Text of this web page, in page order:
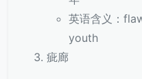
英语含义：
youth
疵廊